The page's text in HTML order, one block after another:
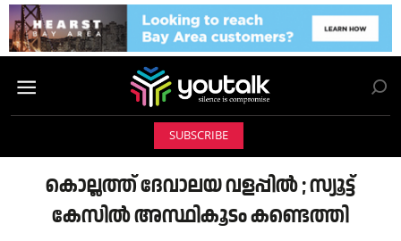
SUBSCRIBE
കൊല്ലത്ത് ദേവാലയ വളപ്പിൽ ; സ്യൂട്ട്
കേസിൽ അസ്ഥികൂടം കണ്ടെത്തി